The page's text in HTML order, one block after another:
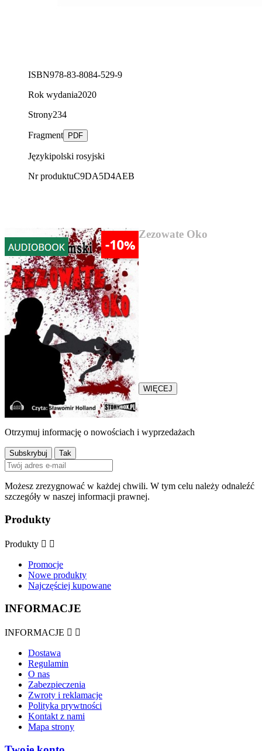
ISBN978-83-8084-529-9
Rok wydania2020
Strony234
Fragment PDF
Językipolski rosyjski
Nr produktuC9DA5D4AEB
Zezowate Oko
WIĘCEJ
Otrzymuj informację o nowościach i wyprzedażach
Możesz zrezygnować w każdej chwili. W tym celu należy odnaleźć
szczegóły w naszej informacji prawnej.
Produkty
Produkty  
Promocje
Nowe produkty
Najczęściej kupowane
INFORMACJE
INFORMACJE  
Dostawa
Regulamin
O nas
Zabezpieczenia
Zwroty i reklamacje
Polityka prywtności
Kontakt z nami
Mapa strony